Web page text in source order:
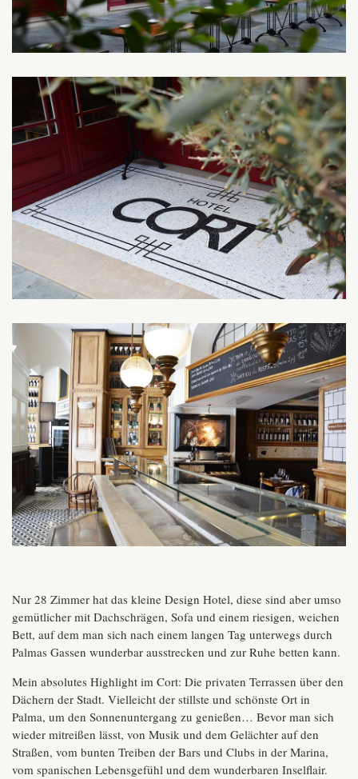
Nur 28 Zimmer hat das kleine Design Hotel, diese sind aber umso
gemütlicher mit Dachschrägen, Sofa und einem riesigen, weichen
Bett, auf dem man sich nach einem langen Tag unterwegs durch
Palmas Gassen wunderbar ausstrecken und zur Ruhe betten kann.
Mein absolutes Highlight im Cort: Die privaten Terrassen über den
Dächern der Stadt. Vielleicht der stillste und schönste Ort in
Palma, um den Sonnenuntergang zu genießen… Bevor man sich
wieder mitreißen lässt, von Musik und dem Gelächter auf den
Straßen, vom bunten Treiben der Bars und Clubs in der Marina,
vom spanischen Lebensgefühl und dem wunderbaren Inselflair.